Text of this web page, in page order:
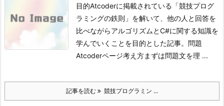
目的Atcoderに掲載されている「競技プログ
ラミングの鉄則」を解いて、他の人と回答を
比べながらアルゴリズムとC#に関する知識を
学んでいくことを目的とした記事。 問題
Atcoderページ考え方まずは問題文を理 ...
記事を読む 競技プログラミン ...